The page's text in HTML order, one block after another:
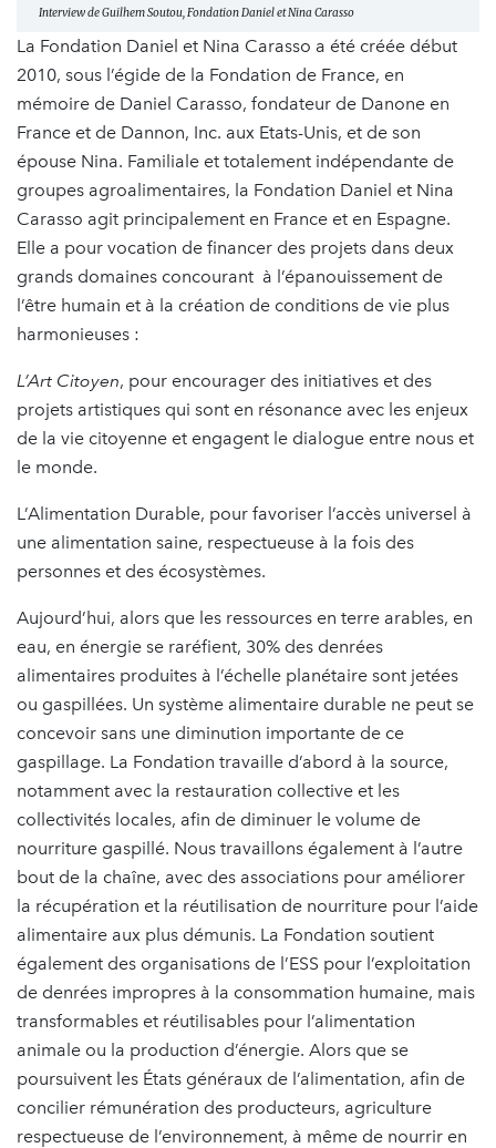
Interview de Guilhem Soutou, Fondation Daniel et Nina Carasso
La Fondation Daniel et Nina Carasso a été créée début
2010, sous l’égide de la Fondation de France, en
mémoire de Daniel Carasso, fondateur de Danone en
France et de Dannon, Inc. aux Etats-Unis, et de son
épouse Nina. Familiale et totalement indépendante de
groupes agroalimentaires, la Fondation Daniel et Nina
Carasso agit principalement en France et en Espagne.
Elle a pour vocation de financer des projets dans deux
grands domaines concourant à l’épanouissement de
l’être humain et à la création de conditions de vie plus
harmonieuses :
L’Art Citoyen, pour encourager des initiatives et des
projets artistiques qui sont en résonance avec les enjeux
de la vie citoyenne et engagent le dialogue entre nous et
le monde.
L’Alimentation Durable, pour favoriser l’accès universel à
une alimentation saine, respectueuse à la fois des
personnes et des écosystèmes.
Aujourd’hui, alors que les ressources en terre arables, en
eau, en énergie se raréfient, 30% des denrées
alimentaires produites à l’échelle planétaire sont jetées
ou gaspillées. Un système alimentaire durable ne peut se
concevoir sans une diminution importante de ce
gaspillage. La Fondation travaille d’abord à la source,
notamment avec la restauration collective et les
collectivités locales, afin de diminuer le volume de
nourriture gaspillé. Nous travaillons également à l’autre
bout de la chaîne, avec des associations pour améliorer
la récupération et la réutilisation de nourriture pour l’aide
alimentaire aux plus démunis. La Fondation soutient
également des organisations de l’ESS pour l’exploitation
de denrées impropres à la consommation humaine, mais
transformables et réutilisables pour l’alimentation
animale ou la production d’énergie. Alors que se
poursuivent les États généraux de l’alimentation, afin de
concilier rémunération des producteurs, agriculture
respectueuse de l’environnement, à même de nourrir en